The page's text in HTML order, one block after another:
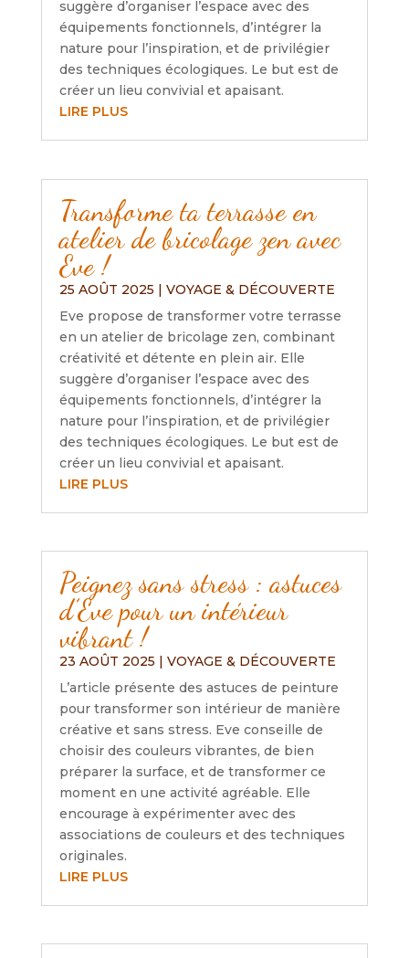
suggère d’organiser l’espace avec des
équipements fonctionnels, d’intégrer la
nature pour l’inspiration, et de privilégier
des techniques écologiques. Le but est de
créer un lieu convivial et apaisant.
LIRE PLUS
Transforme ta terrasse en
atelier de bricolage zen avec
Eve !
25 AOÛT 2025 | VOYAGE & DÉCOUVERTE
Eve propose de transformer votre terrasse
en un atelier de bricolage zen, combinant
créativité et détente en plein air. Elle
suggère d’organiser l’espace avec des
équipements fonctionnels, d’intégrer la
nature pour l’inspiration, et de privilégier
des techniques écologiques. Le but est de
créer un lieu convivial et apaisant.
LIRE PLUS
Peignez sans stress : astuces
d’Eve pour un intérieur
vibrant !
23 AOÛT 2025 | VOYAGE & DÉCOUVERTE
L’article présente des astuces de peinture
pour transformer son intérieur de manière
créative et sans stress. Eve conseille de
choisir des couleurs vibrantes, de bien
préparer la surface, et de transformer ce
moment en une activité agréable. Elle
encourage à expérimenter avec des
associations de couleurs et des techniques
originales.
LIRE PLUS